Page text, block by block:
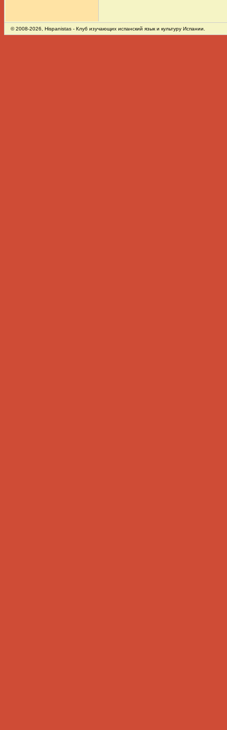
© 2008-2026, Hispanistas - Клуб изучающих испанский язык и культуру Испании.